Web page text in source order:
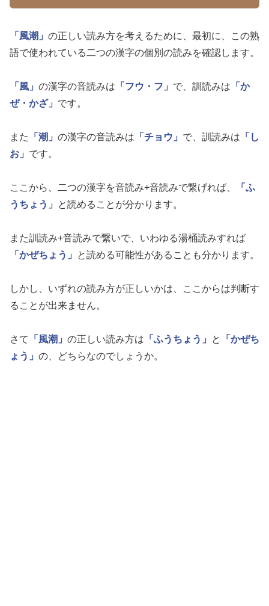
「風潮」 の正しい読み方を考えるために、最初に、この熟
語で使われている二つの漢字の個別の読みを確認します。
「風」 の漢字の音読みは 「フウ・フ」 で、訓読みは 「か
ぜ・かざ」 です。
また 「潮」 の漢字の音読みは 「チョウ」 で、訓読みは 「し
お」 です。
ここから、二つの漢字を音読み+音読みで繋げれば、
「ふ
うちょう」
と読めることが分かります。
また訓読み+音読みで繋いで、いわゆる湯桶読みすれば
「かぜちょう」
と読める可能性があることも分かります。
しかし、いずれの読み方が正しいかは、ここからは判断す
ることが出来ません。
さて 「風潮」 の正しい読み方は 「ふうちょう」 と
「かぜち
ょう」 の、どちらなのでしょうか。